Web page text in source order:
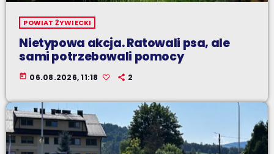
POWIAT ŻYWIECKI
Nietypowa akcja. Ratowali psa, ale
sami potrzebowali pomocy
today 06.08.2026, 11:18 2